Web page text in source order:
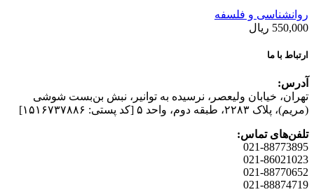
روانشناسی و فلسفه
550,000 ریال
ارتباط با ما
آدرس:
تهران، خیابان وليعصر، نرسيده به توانير، نبش بن‌بست شوشی
(مريم)، پلاک ۲۲۸۳، طبقه دوم، واحد ۵ [کد پستی: ۱۵۱۶۷۳۷۸۸۶]
تلفن‌های تماس:
021-88773895
021-86021023
021-88770652
021-88874719